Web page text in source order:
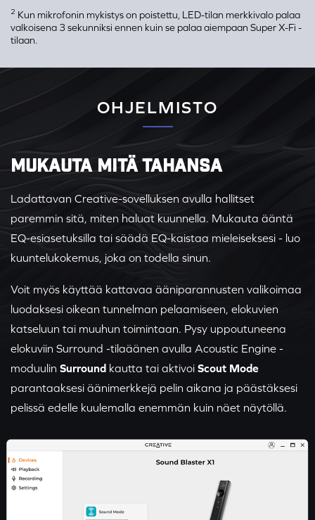
2 Kun mikrofonin mykistys on poistettu, LED-tilan merkkivalo palaa
valkoisena 3 sekunniksi ennen kuin se palaa aiempaan Super X-Fi -
tilaan.
OHJELMISTO
MUKAUTA MITÄ TAHANSA
Ladattavan Creative-sovelluksen avulla hallitset
paremmin sitä, miten haluat kuunnella. Mukauta ääntä
EQ-esiasetuksilla tai säädä EQ-kaistaa mieleiseksesi - luo
kuuntelukokemus, joka on todella sinun.
Voit myös käyttää kattavaa ääniparannusten valikoimaa
luodaksesi oikean tunnelman pelaamiseen, elokuvien
katseluun tai muuhun toimintaan. Pysy uppoutuneena
elokuviin Surround -tilaäänen avulla Acoustic Engine -
moduulin Surround kautta tai aktivoi Scout Mode
parantaaksesi äänimerkkejä pelin aikana ja päästäksesi
pelissä edelle kuulemalla enemmän kuin näet näytöllä.